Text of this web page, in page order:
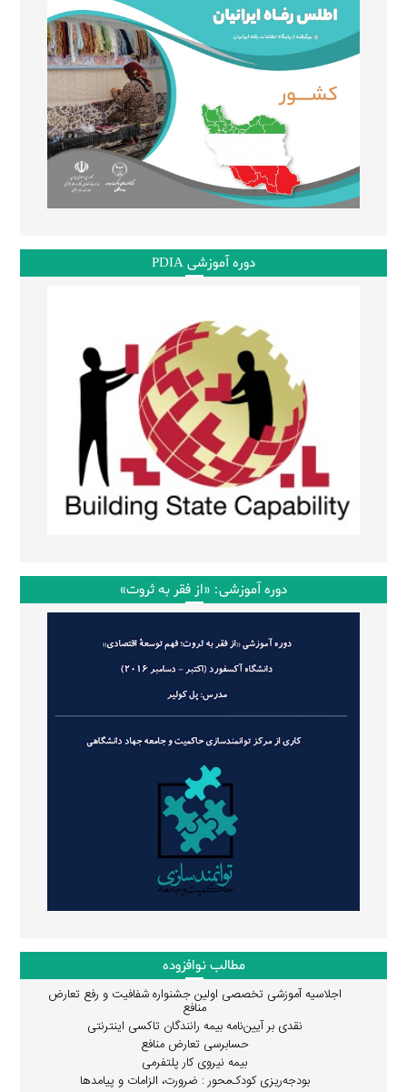
دوره آموزشی PDIA
دوره آموزشی: «از فقر به ثروت»
مطالب نوافزوده
اجلاسیه آموزشی تخصصی اولین جشنواره شفافیت و رفع تعارض
منافع
نقدی بر آیین‌نامه بیمه رانندگان تاکسی اینترنتی
حسابرسی تعارض منافع
بیمه نیروی کار پلتفرمی
بودجه‌ریزی کودک‌محور : ضرورت، الزامات و پیامدها